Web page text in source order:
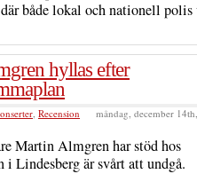
både lokal och nationell
hyllas efter
Recension måndag, december
Martin Almgren har stöd hos
i Lindesberg är svårt att undgå.